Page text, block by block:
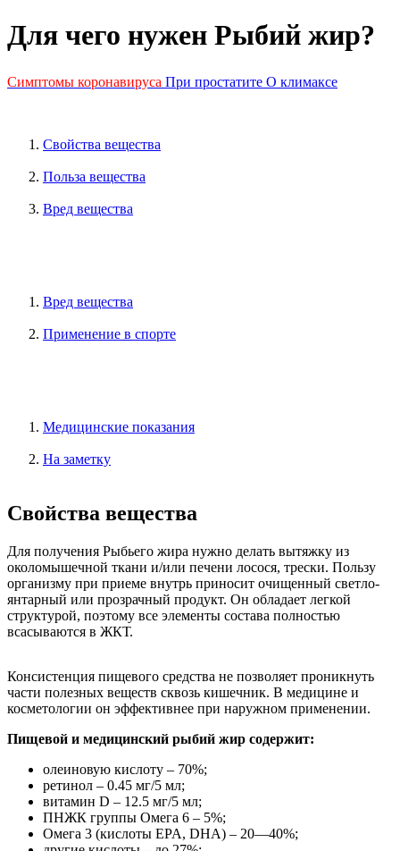
Для чего нужен Рыбий жир?
Симптомы коронавируса При простатите О климаксе
Свойства вещества
Польза вещества
Вред вещества
Вред вещества
Применение в спорте
Медицинские показания
На заметку
Свойства вещества
Для получения Рыбьего жира нужно делать вытяжку из
околомышечной ткани и/или печени лосося, трески. Пользу
организму при приеме внутрь приносит очищенный светло-
янтарный или прозрачный продукт. Он обладает легкой
структурой, поэтому все элементы состава полностью
всасываются в ЖКТ.
Консистенция пищевого средства не позволяет проникнуть
части полезных веществ сквозь кишечник. В медицине и
косметологии он эффективнее при наружном применении.
Пищевой и медицинский рыбий жир содержит:
олеиновую кислоту – 70%;
ретинол – 0.45 мг/5 мл;
витамин D – 12.5 мг/5 мл;
ПНЖК группы Омега 6 – 5%;
Омега 3 (кислоты EPA, DHA) – 20―40%;